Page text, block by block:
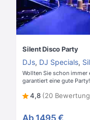
Silent Disco Party
DJs, DJ Specials,
Wollten Sie schon immer
garantiert eine gute Party!
4,8 (20
Ab 1495 €